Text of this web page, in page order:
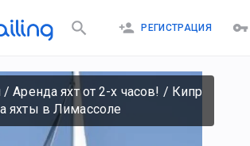
РЕГИСТРАЦИЯ
/Аренда яхт от 2-х часов! / Кипр
яхты в Лимассоле